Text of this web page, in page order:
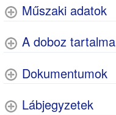
Műszaki adatok
A doboz tartalma
Dokumentumok
Lábjegyzetek